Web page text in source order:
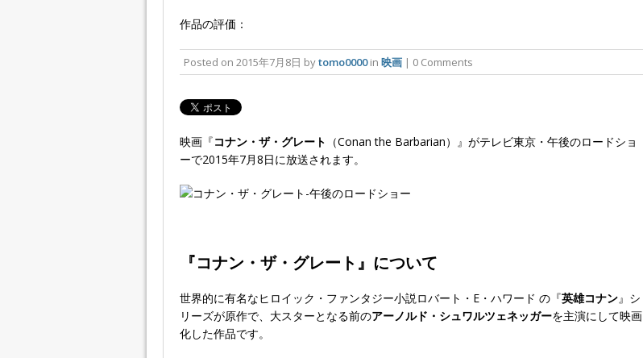
作品の評価：
Posted on 2015年7月8日 bytomo0000in 映画 | 0 Comments
映画『コナン・ザ・グレート （Conan the Barbarian）』がテレビ東京・午後のロードショ
ーで2015年7月8日に放送されます。
『コナン・ザ・グレート』について
世界的に有名なヒロイック・ファンタジー小説ロバート・E・ハワード の『英雄コナン』シ
リーズが原作で、大スターとなる前のアーノルド・シュワルツェネッガーを主演にして映画
化した作品です。